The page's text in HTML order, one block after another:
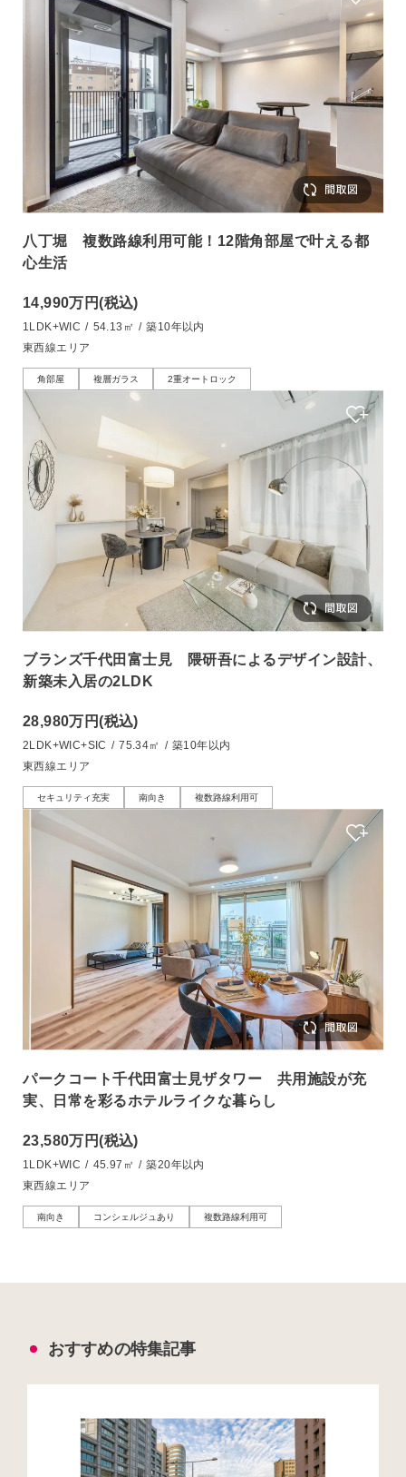
八丁堀 複数路線利用可能！12階角部屋で叶える都
心生活
14,990万円(税込)
1LDK+WIC / 54.13㎡ / 築10年以内
東西線エリア
角部屋 複層ガラス 2重オートロック
ブランズ千代田富士見 隈研吾によるデザイン設計、
新築未入居の2LDK
28,980万円(税込)
2LDK+WIC+SIC / 75.34㎡ / 築10年以内
東西線エリア
セキュリティ充実 南向き 複数路線利用可
パークコート千代田富士見ザタワー 共用施設が充
実、日常を彩るホテルライクな暮らし
23,580万円(税込)
1LDK+WIC / 45.97㎡ / 築20年以内
東西線エリア
南向き コンシェルジュあり 複数路線利用可
おすすめの特集記事